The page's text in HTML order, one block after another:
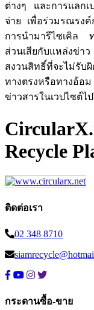
ต่างๆ และการแลก
จ่าย เพื่อร่วมรณรง
การนำมารีไซเคิล ท
ส่วนเสียกับแหล่งข่า
สงวนสิทธิ์ที่จะไม่รับ
ทางตรงหรือทางอ้อม
ข่าวสารในเวปไซต์ไ
Recycle
ติดต่อเรา
02 348 8710
กระดานซื้อ-ขาย